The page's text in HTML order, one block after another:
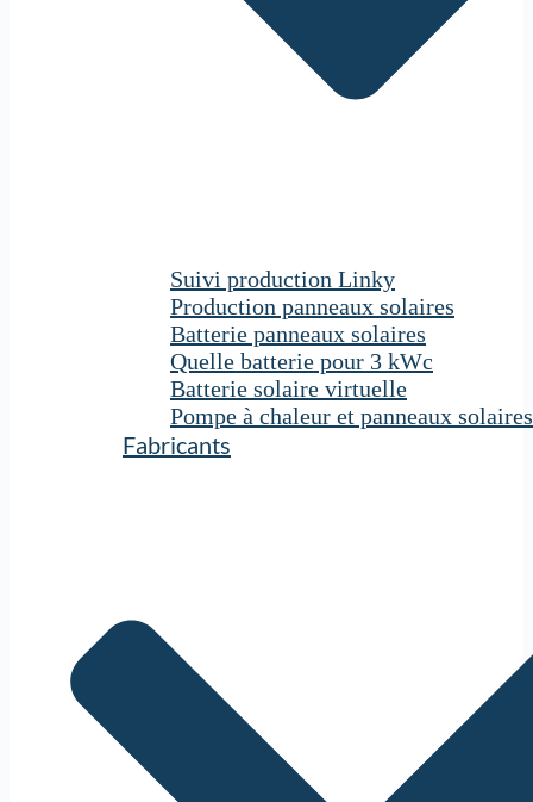
Suivi production Linky
Production panneaux solaires
Batterie panneaux solaires
Quelle batterie pour 3 kWc
Batterie solaire virtuelle
Pompe à chaleur et panneaux solaires
Fabricants